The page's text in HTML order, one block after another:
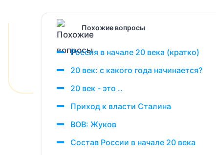
Похожие вопросы
Россия в начале 20 века (кратко)
20 век: с какого года начинается?
20 век - это ..
Приход к власти Сталина
ВОВ: Жуков
Состав России в начале 20 века